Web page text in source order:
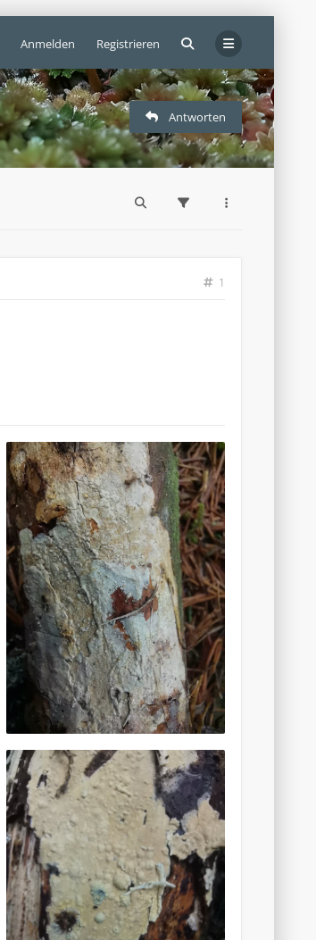
Anmelden Registrieren
Antworten
1